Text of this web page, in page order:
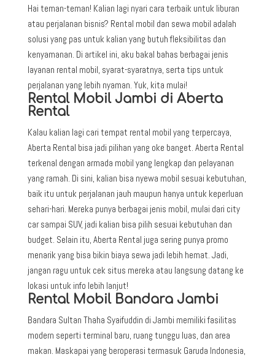
Hai teman-teman! Kalian lagi nyari cara terbaik untuk liburan
atau perjalanan bisnis? Rental mobil dan sewa mobil adalah
solusi yang pas untuk kalian yang butuh fleksibilitas dan
kenyamanan. Di artikel ini, aku bakal bahas berbagai jenis
layanan rental mobil, syarat-syaratnya, serta tips untuk
perjalanan yang lebih nyaman. Yuk, kita mulai!
Rental Mobil Jambi di Aberta
Rental
Kalau kalian lagi cari tempat rental mobil yang terpercaya,
Aberta Rental bisa jadi pilihan yang oke banget. Aberta Rental
terkenal dengan armada mobil yang lengkap dan pelayanan
yang ramah. Di sini, kalian bisa nyewa mobil sesuai kebutuhan,
baik itu untuk perjalanan jauh maupun hanya untuk keperluan
sehari-hari. Mereka punya berbagai jenis mobil, mulai dari city
car sampai SUV, jadi kalian bisa pilih sesuai kebutuhan dan
budget. Selain itu, Aberta Rental juga sering punya promo
menarik yang bisa bikin biaya sewa jadi lebih hemat. Jadi,
jangan ragu untuk cek situs mereka atau langsung datang ke
lokasi untuk info lebih lanjut!
Rental Mobil Bandara Jambi
Bandara Sultan Thaha Syaifuddin di Jambi memiliki fasilitas
modern seperti terminal baru, ruang tunggu luas, dan area
makan. Maskapai yang beroperasi termasuk Garuda Indonesia,